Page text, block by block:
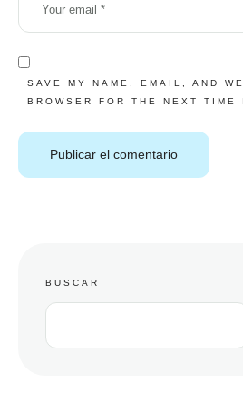
SAVE MY NAME, EMAIL, AND
BROWSER FOR THE NEXT TIME
BUSCAR